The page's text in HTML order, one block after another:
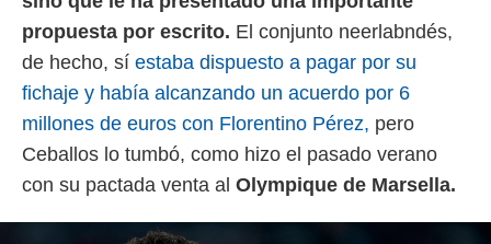
propuesta por escrito. El conjunto neerlabndés,
de hecho, sí estaba dispuesto a pagar por su
fichaje y había alcanzando un acuerdo por 6
millones de euros con Florentino Pérez, pero
Ceballos lo tumbó, como hizo el pasado verano
con su pactada venta al Olympique de Marsella.